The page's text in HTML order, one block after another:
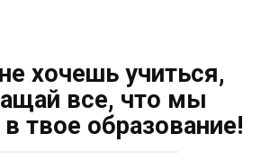
хочешь учиться,
все, что мы
твое образование!